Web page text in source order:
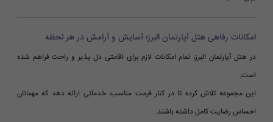
امکانات رفاهی هتل آپارتمان البرز؛ آسایش و آرامش در هر لحظه
در هتل آپارتمان البرز، تمام امکانات لازم برای اقامتی دل پذیر و راحت فراهم شده
است.
این مجموعه تلاش کرده تا در کنار قیمت مناسب، خدماتی ارائه دهد که مهمانان
احساس رضایت کامل داشته باشند.